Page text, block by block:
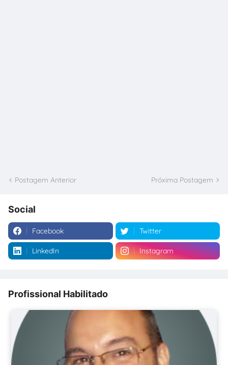
Postagem Anterior Próxima Postagem
Social
Facebook Twitter
LinkedIn Instagram
Profissional Habilitado